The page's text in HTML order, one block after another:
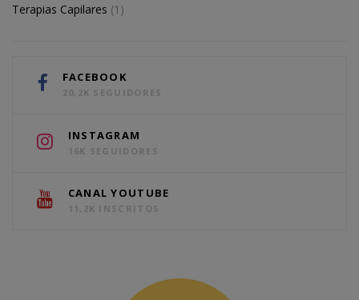
Terapias Capilares (1)
FACEBOOK
20,2K SEGUIDORES
INSTAGRAM
16K SEGUIDORES
CANAL YOUTUBE
11,2K INSCRITOS